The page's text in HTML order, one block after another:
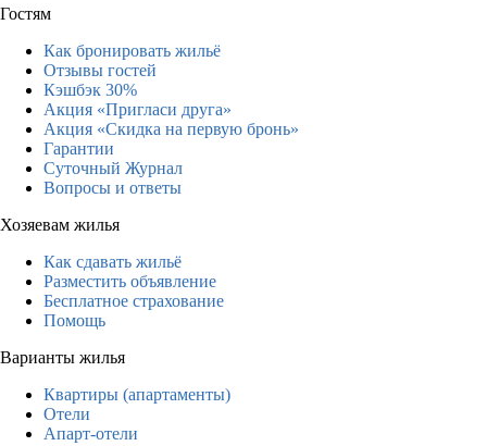
Гостям
Как бронировать жильё
Отзывы гостей
Кэшбэк 30%
Акция «Пригласи друга»
Акция «Скидка на первую бронь»
Гарантии
Суточный Журнал
Вопросы и ответы
Хозяевам жилья
Как сдавать жильё
Разместить объявление
Бесплатное страхование
Помощь
Варианты жилья
Квартиры (апартаменты)
Отели
Апарт-отели